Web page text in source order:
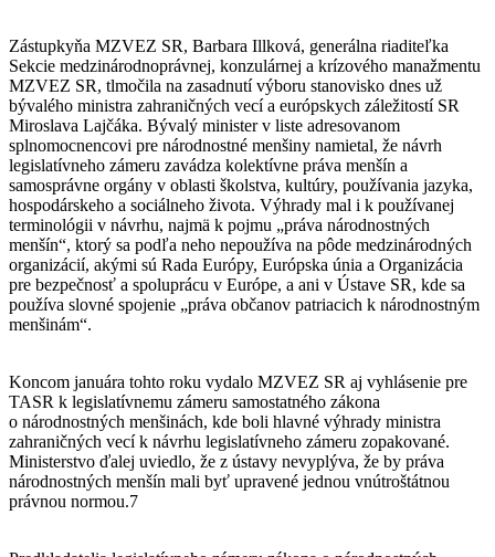
Zástupkyňa MZVEZ SR, Barbara Illková, generálna riaditeľka
Sekcie medzinárodnoprávnej, konzulárnej a krízového manažmentu
MZVEZ SR, tlmočila na zasadnutí výboru stanovisko dnes už
bývalého ministra zahraničných vecí a európskych záležitostí SR
Miroslava Lajčáka. Bývalý minister v liste adresovanom
splnomocnencovi pre národnostné menšiny namietal, že návrh
legislatívneho zámeru zavádza kolektívne práva menšín a
samosprávne orgány v oblasti školstva, kultúry, používania jazyka,
hospodárskeho a sociálneho života. Výhrady mal i k používanej
terminológii v návrhu, najmä k pojmu „práva národnostných
menšín“, ktorý sa podľa neho nepoužíva na pôde medzinárodných
organizácií, akými sú Rada Európy, Európska únia a Organizácia
pre bezpečnosť a spoluprácu v Európe, a ani v Ústave SR, kde sa
používa slovné spojenie „práva občanov patriacich k národnostným
menšinám“.
Koncom januára tohto roku vydalo MZVEZ SR aj vyhlásenie pre
TASR k legislatívnemu zámeru samostatného zákona
o národnostných menšinách, kde boli hlavné výhrady ministra
zahraničných vecí k návrhu legislatívneho zámeru zopakované.
Ministerstvo ďalej uviedlo, že z ústavy nevyplýva, že by práva
národnostných menšín mali byť upravené jednou vnútroštátnou
právnou normou.7